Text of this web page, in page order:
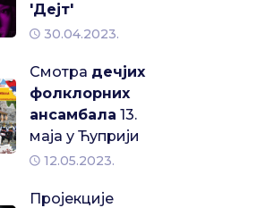
'Дејт'
30.04.2023.
Смотра дечјих
фолклорних
ансамбала 13.
маја у Ћуприји
12.05.2023.
Пројекције